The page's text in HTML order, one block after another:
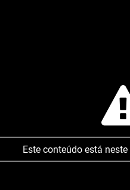
Este conteúdo está